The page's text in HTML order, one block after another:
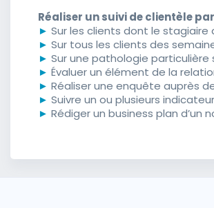
Réaliser un suivi de clientèle
► Sur les clients dont le stagiaire
► Sur tous les clients des
► Sur une pathologie particulière
► Évaluer un élément de la
► Réaliser une enquête auprès
► Suivre un ou plusieurs
► Rédiger un business plan d’un